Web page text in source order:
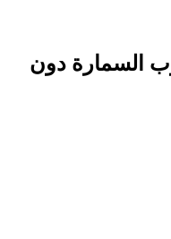
السمارة دون